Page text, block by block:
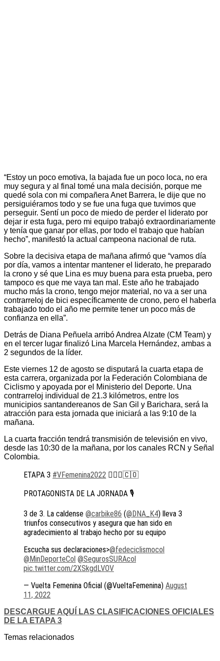
“Estoy un poco emotiva, la bajada fue un poco loca, no era
muy segura y al final tomé una mala decisión, porque me
quedé sola con mi compañera Anet Barrera, le dije que no
persiguiéramos todo y se fue una fuga que tuvimos que
perseguir. Sentí un poco de miedo de perder el liderato por
dejar ir esta fuga, pero mi equipo trabajó extraordinariamente
y tenía que ganar por ellas, por todo el trabajo que habían
hecho”, manifestó la actual campeona nacional de ruta.
Sobre la decisiva etapa de mañana afirmó que “vamos día
por día, vamos a intentar mantener el liderato, he preparado
la crono y sé que Lina es muy buena para esta prueba, pero
tampoco es que me vaya tan mal. Este año he trabajado
mucho más la crono, tengo mejor material, no va a ser una
contrarreloj de bici específicamente de crono, pero el haberla
trabajado todo el año me permite tener un poco más de
confianza en ella”.
Detrás de Diana Peñuela arribó Andrea Alzate (CM Team) y
en el tercer lugar finalizó Lina Marcela Hernández, ambas a
2 segundos de la líder.
Este viernes 12 de agosto se disputará la cuarta etapa de
esta carrera, organizada por la Federación Colombiana de
Ciclismo y apoyada por el Ministerio del Deporte. Una
contrarreloj individual de 21.3 kilómetros, entre los
municipios santandereanos de San Gil y Barichara, será la
atracción para esta jornada que iniciará a las 9:10 de la
mañana.
La cuarta fracción tendrá transmisión de televisión en vivo,
desde las 10:30 de la mañana, por los canales RCN y Señal
Colombia.
ETAPA 3 #VFemenina2022 🚴🏻‍♀️🇨🇴
PROTAGONISTA DE LA JORNADA 🎙
3 de 3. La caldense @carbike86 (@DNA_K4) lleva 3
triunfos consecutivos y asegura que han sido en
agradecimiento al trabajo hecho por su equipo
Escucha sus declaraciones>@fedeciclismocol
@MinDeporteCol @SegurosSURAcol
pic.twitter.com/2XSkgdLVOV
— Vuelta Femenina Oficial (@VueltaFemenina) August
11, 2022
DESCARGUE AQUÍ LAS CLASIFICACIONES OFICIALES
DE LA ETAPA 3
Temas relacionados